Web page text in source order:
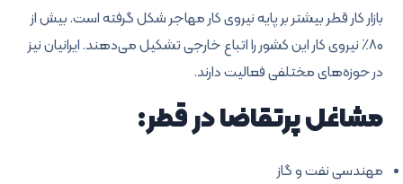
بازار کار قطر بیشتر بر پایه نیروی کار مهاجر شکل گرفته است. بیش از
۸۰٪ نیروی کار این کشور را اتباع خارجی تشکیل می‌دهند. ایرانیان نیز
در حوزه‌های مختلفی فعالیت دارند.
مشاغل پرتقاضا در قطر:
مهندسی نفت و گاز